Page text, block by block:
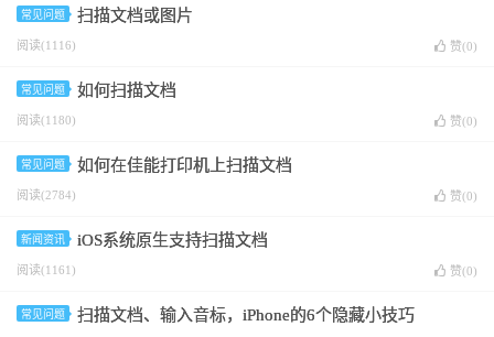
常见问题 扫描文档或图片
阅读(1116) 赞(0)
常见问题 如何扫描文档
阅读(1180) 赞(0)
常见问题 如何在佳能打印机上扫描文档
阅读(2784) 赞(0)
新闻资讯 iOS系统原生支持扫描文档
阅读(1161) 赞(0)
常见问题 扫描文档、输入音标，iPhone的6个隐藏小技巧